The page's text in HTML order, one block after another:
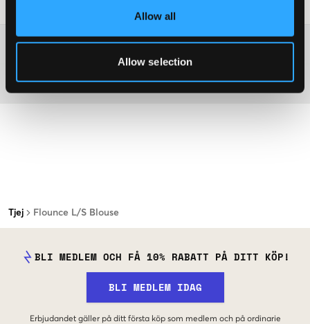
Allow all
Allow selection
Tjej Flounce L/S Blouse
Mer information om tvättråd
Material
BLI MEDLEM OCH FÅ 10% RABATT PÅ DITT KÖP!
BLI MEDLEM IDAG
Erbjudandet gäller på ditt första köp som medlem och på ordinarie